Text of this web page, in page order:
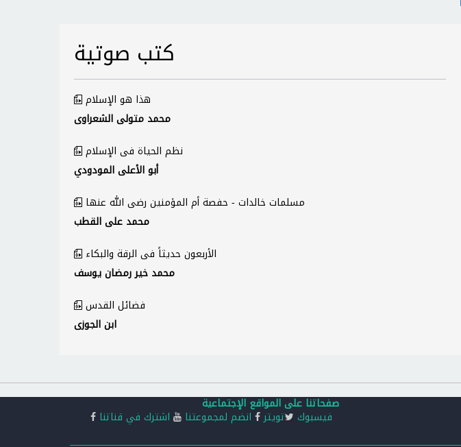
كتب صوتية
هذا هو الإسلام
محمد متولى الشعراوى
نظم الحياة فى الإسلام
أبو الأعلى المودودي
مسلمات خالدات - حفصة أم المؤمنين رضى الله عنها
محمد على القطب
الأربعون حديثاً فى الرقة والبكاء
محمد خير رمضان يوسف
فضائل القدس
ابن الجوزى
صفحاتنا على المواقع الإجتماعية
فيسبوك تويتر انضم لمجموعتنا اشترك في قناتنا